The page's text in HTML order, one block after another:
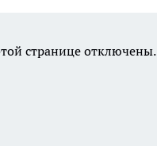
странице отключены.